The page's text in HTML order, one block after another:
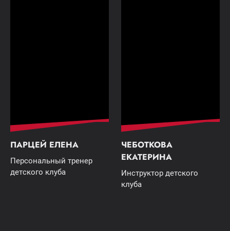
ПАРЦЕЙ ЕЛЕНА
Персональный тренер
детского клуба
ЧЕБОТКОВА
ЕКАТЕРИНА
Инструктор детского
клуба